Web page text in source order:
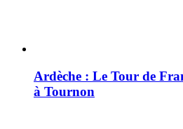
Ardèche : Le Tour de
à Tournon